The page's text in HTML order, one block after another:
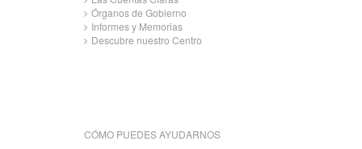
Órganos de Gobierno
Informes y Memorias
Descubre nuestro Centro
CÓMO PUEDES AYUDARNOS